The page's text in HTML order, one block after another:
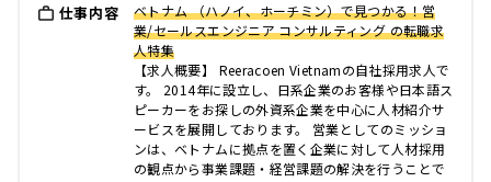
仕事内容
ベトナム （ハノイ、ホーチミン）で見つかる！営
業/セールスエンジニア コンサルティング の転職求
人特集
【求人概要】 Reeracoen Vietnamの自社採用求人で
す。 2014年に設立し、日系企業のお客様や日本語ス
ピーカーをお探しの外資系企業を中心に人材紹介サ
ービスを展開しております。 営業としてのミッショ
ンは、ベトナムに拠点を置く企業に対して人材採用
の観点から事業課題・経営課題の解決を行うことで